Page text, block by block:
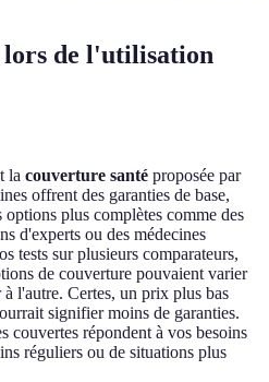
de l'utilisation
la couverture santé proposée par
offrent des garanties de base,
plus complètes comme des
d'experts ou des médecines
tests sur plusieurs comparateurs,
de couverture pouvaient varier
l'autre. Certes, un prix plus bas
signifier moins de garanties.
couvertes répondent à vos besoins
réguliers ou de situations plus